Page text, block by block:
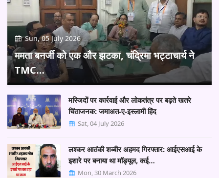
Sun, 05 July 2026
ममता बनर्जी को एक और झटका, चंद्रिमा भट्टाचार्य ने
TMC…
मस्जिदों पर कार्रवाई और लोकतंत्र पर बढ़ते खतरे
चिंताजनक: जमाअत-ए-इस्लामी हिंद
Sat, 04 July 2026
लश्कर आतंकी शब्बीर अहमद गिरफ्तार: आईएसआई के
इशारे पर बनाया था मॉड्यूल, कई…
Mon, 30 March 2026